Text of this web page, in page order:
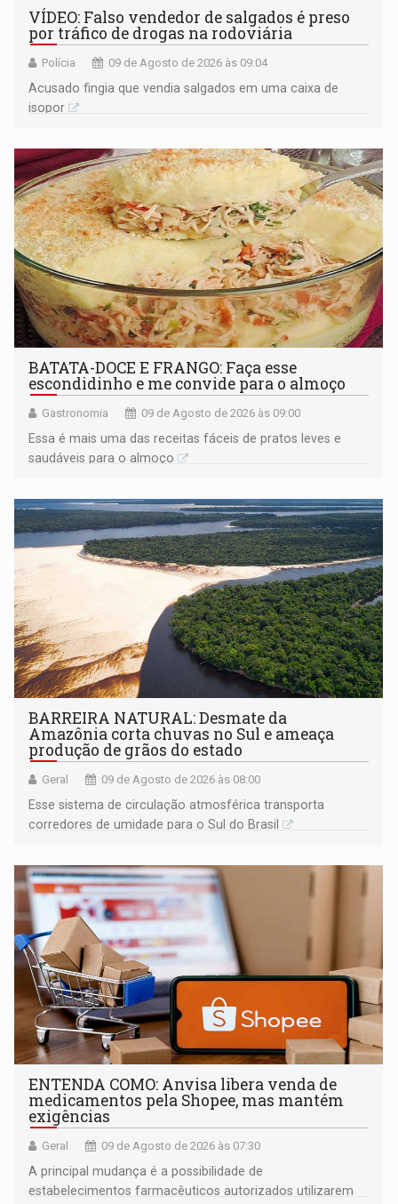
VÍDEO: Falso vendedor de salgados é preso
por tráfico de drogas na rodoviária
Polícia 09 de Agosto de 2026 às 09:04
Acusado fingia que vendia salgados em uma caixa de
isopor
BATATA-DOCE E FRANGO: Faça esse
escondidinho e me convide para o almoço
Gastronomia 09 de Agosto de 2026 às 09:00
Essa é mais uma das receitas fáceis de pratos leves e
saudáveis para o almoço
BARREIRA NATURAL: Desmate da
Amazônia corta chuvas no Sul e ameaça
produção de grãos do estado
Geral 09 de Agosto de 2026 às 08:00
Esse sistema de circulação atmosférica transporta
corredores de umidade para o Sul do Brasil
ENTENDA COMO: Anvisa libera venda de
medicamentos pela Shopee, mas mantém
exigências
Geral 09 de Agosto de 2026 às 07:30
A principal mudança é a possibilidade de
estabelecimentos farmacêuticos autorizados utilizarem